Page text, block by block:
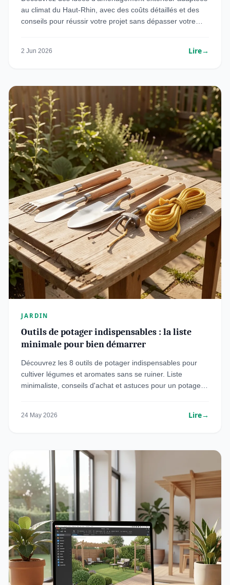
au climat du Haut-Rhin, avec des coûts détaillés et des
conseils pour réussir votre projet sans dépasser votre
2 Jun 2026 Lire→
JARDIN
Outils de potager indispensables : la liste
minimale pour bien démarrer
Découvrez les 8 outils de potager indispensables pour
cultiver légumes et aromates sans se ruiner. Liste
minimaliste, conseils d'achat et astuces pour un potager
24 May 2026 Lire→